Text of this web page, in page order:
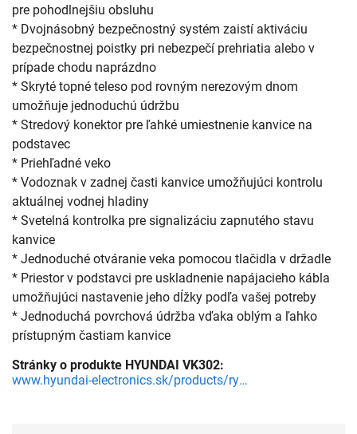
pre pohodlnejšiu obsluhu
* Dvojnásobný bezpečnostný systém zaistí aktiváciu
bezpečnostnej poistky pri nebezpečí prehriatia alebo v
prípade chodu naprázdno
* Skryté topné teleso pod rovným nerezovým dnom
umožňuje jednoduchú údržbu
* Stredový konektor pre ľahké umiestnenie kanvice na
podstavec
* Priehľadné veko
* Vodoznak v zadnej časti kanvice umožňujúci kontrolu
aktuálnej vodnej hladiny
* Svetelná kontrolka pre signalizáciu zapnutého stavu
kanvice
* Jednoduché otváranie veka pomocou tlačidla v držadle
* Priestor v podstavci pre uskladnenie napájacieho kábla
umožňujúci nastavenie jeho dĺžky podľa vašej potreby
* Jednoduchá povrchová údržba vďaka oblým a ľahko
prístupným častiam kanvice
Stránky o produkte HYUNDAI VK302:
www.hyundai-electronics.sk/products/rychlovarna-kanvica-hyundai-vk302-nerez-hyuvk302?_pos=